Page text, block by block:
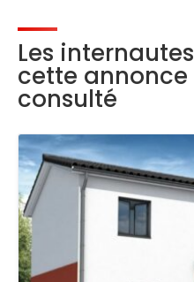
Les
cette annonce
consulté